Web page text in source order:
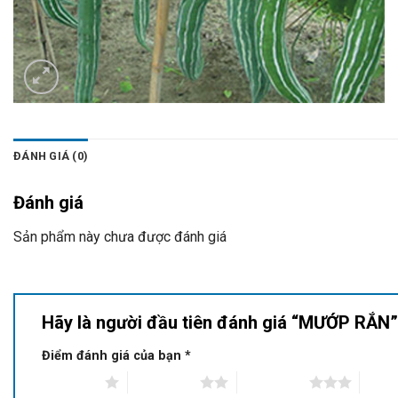
ĐÁNH GIÁ (0)
Đánh giá
Sản phẩm này chưa được đánh giá
Hãy là người đầu tiên đánh giá “MƯỚP RẮN”
Điểm đánh giá của bạn *